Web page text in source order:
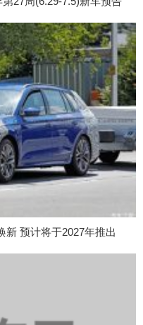
新 预计将于2027年推出